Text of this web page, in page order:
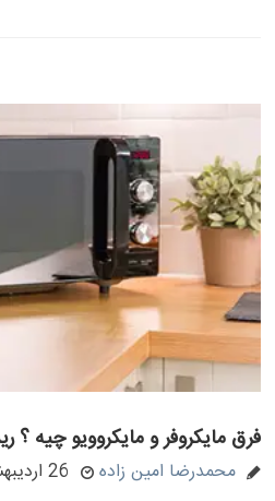
فرق مایکروفر و مایکروویو چیه ؟
محمدرضا امین زاده 26 اردیبهشت 1402